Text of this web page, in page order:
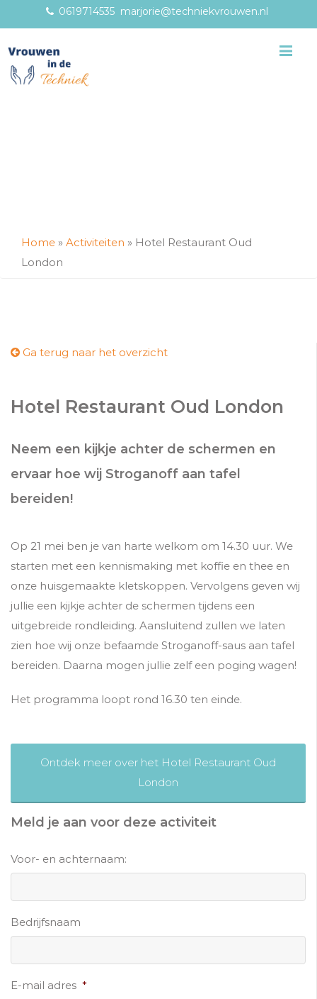
0619714535 marjorie@techniekvrouwen.nl
Home » Activiteiten » Hotel Restaurant Oud
London
Ga terug naar het overzicht
Hotel Restaurant Oud London
Neem een kijkje achter de schermen en
ervaar hoe wij Stroganoff aan tafel
bereiden!
Op 21 mei ben je van harte welkom om 14.30 uur. We
starten met een kennismaking met koffie en thee en
onze huisgemaakte kletskoppen. Vervolgens geven wij
jullie een kijkje achter de schermen tijdens een
uitgebreide rondleiding. Aansluitend zullen we laten
zien hoe wij onze befaamde Stroganoff-saus aan tafel
bereiden. Daarna mogen jullie zelf een poging wagen!
Het programma loopt rond 16.30 ten einde.
Ontdek meer over het Hotel Restaurant Oud
London
Meld je aan voor deze activiteit
Voor- en achternaam:
Bedrijfsnaam
E-mail adres *